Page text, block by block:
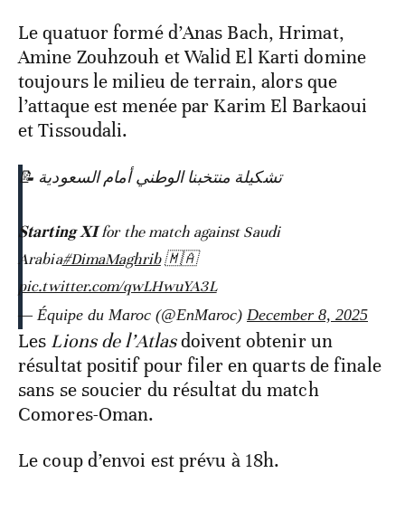
Le quatuor formé d’Anas Bach, Hrimat,
Amine Zouhzouh et Walid El Karti domine
toujours le milieu de terrain, alors que
l’attaque est menée par Karim El Barkaoui
et Tissoudali.
📝 تشكيلة منتخبنا الوطني أمام السعودية
𝐒𝐭𝐚𝐫𝐭𝐢𝐧𝐠 𝐗𝐈 for the match against Saudi
Arabia#DimaMaghrib🇲🇦
pic.twitter.com/qwLHwuYA3L
— Équipe du Maroc (@EnMaroc) December 8, 2025
Les Lions de l’Atlasdoivent obtenir un
résultat positif pour filer en quarts de finale
sans se soucier du résultat du match
Comores-Oman.
Le coup d’envoi est prévu à 18h.